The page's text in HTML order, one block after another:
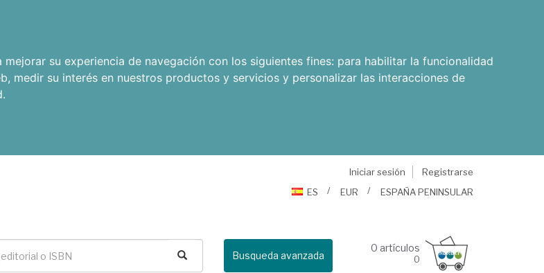
su experiencia de navegación con los siguientes fines: para habilitar la funcionalidad
, medir su interés en nuestros productos y servicios y personalizar las interacciones de
.
Iniciar sesión
Registrarse
ES
EUR ESPAÑA PENINSULAR
Busqueda avanzada
0 artículos
0